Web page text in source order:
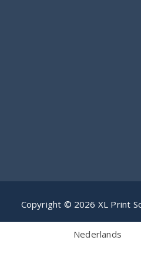
Copyright © 2026 XL Print
Nederlands